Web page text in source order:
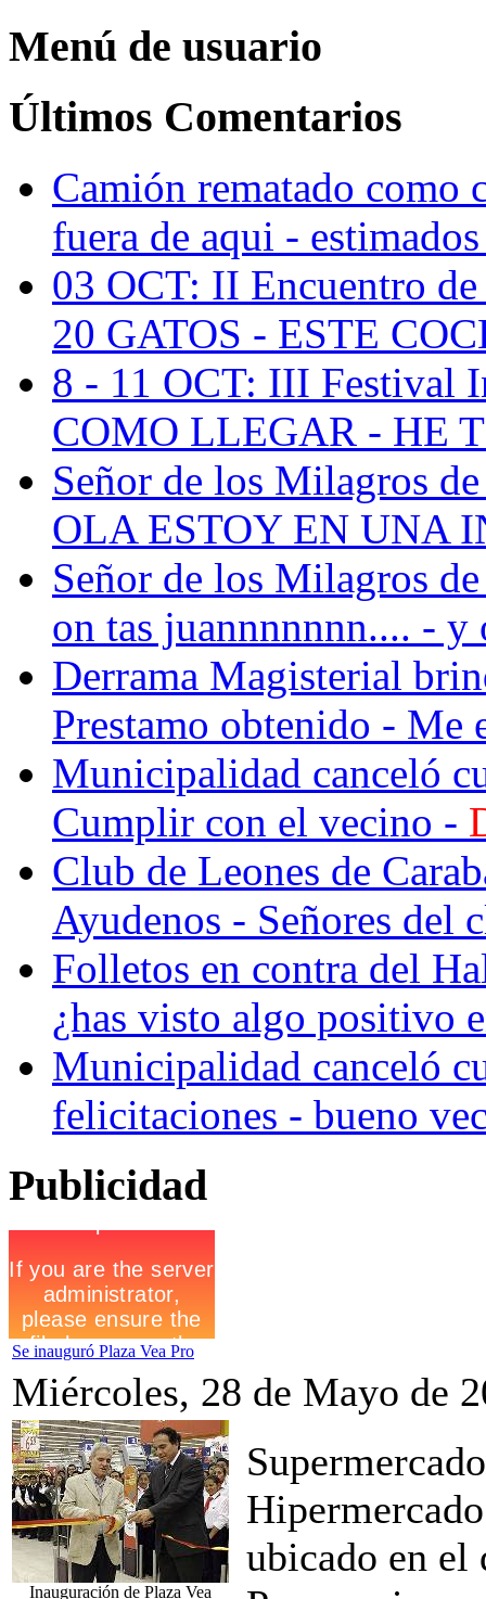
Menú de usuario
Últimos Comentarios
Camión rematado como
fuera de aqui -
03 OCT: II Encuentro
20 GATOS - ESTE
8 - 11 OCT: III Festival
COMO LLEGAR - HE
Señor de los Milagros
OLA ESTOY EN UNA
Señor de los Milagros
on tas juannnnnnn.... - y
Derrama Magisterial
Prestamo obtenido - Me
Municipalidad canceló
Cumplir con el vecino -
Club de Leones de
Ayudenos - Señores del
Folletos en contra del
¿has visto algo positivo
Municipalidad canceló
felicitaciones - bueno
Publicidad
Se inauguró Plaza Vea Pro
Miércoles, 28 de Mayo de
Inauguración de Plaza Vea
ubicado en el